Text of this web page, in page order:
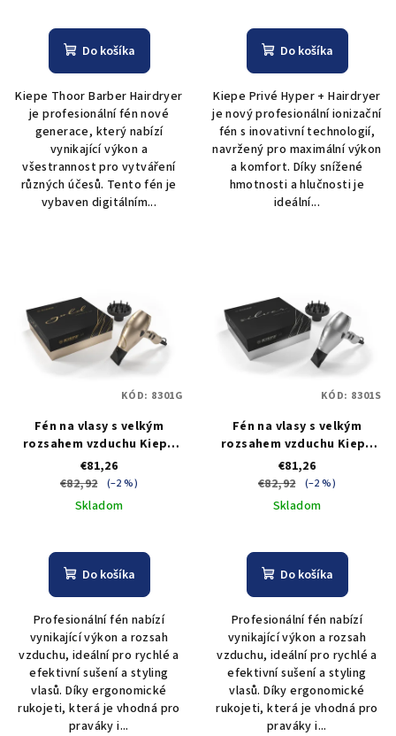
Do košíka
Kiepe Thoor Barber Hairdryer
je profesionální fén nové
generace, který nabízí
vynikající výkon a
všestrannost pro vytváření
různých účesů. Tento fén je
vybaven digitálním...
Do košíka
Kiepe Privé Hyper + Hairdryer
je nový profesionální ionizační
fén s inovativní technologií,
navržený pro maximální výkon
a komfort. Díky snížené
hmotnosti a hlučnosti je
ideální...
Fén na vlasy s velkým
rozsahem vzduchu Kiepe
Hairdryer Gold - zlatý
€81,26
€82,92
(–2 %)
Skladom
Do košíka
Profesionální fén nabízí
vynikající výkon a rozsah
vzduchu, ideální pro rychlé a
efektivní sušení a styling
vlasů. Díky ergonomické
rukojeti, která je vhodná pro
praváky i...
KÓD: 8301G
Fén na vlasy s velkým
rozsahem vzduchu Kiepe
Hairdryer Silver - stříbrný
€81,26
€82,92
(–2 %)
Skladom
Do košíka
Profesionální fén nabízí
vynikající výkon a rozsah
vzduchu, ideální pro rychlé a
efektivní sušení a styling
vlasů. Díky ergonomické
rukojeti, která je vhodná pro
praváky i...
KÓD: 8301S